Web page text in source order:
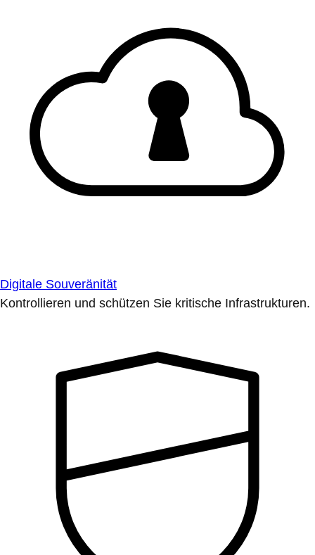
Digitale Souveränität
Kontrollieren und schützen Sie kritische Infrastrukturen.